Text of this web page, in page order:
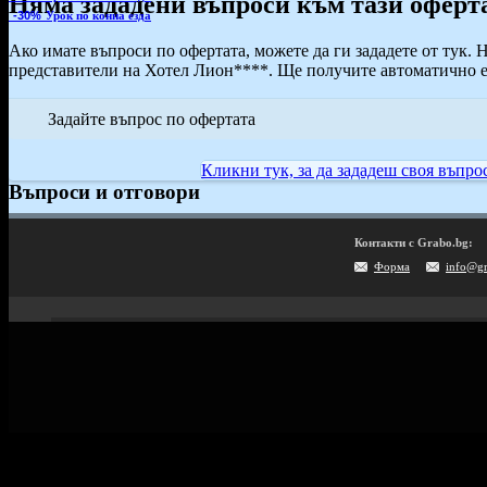
-30% Урок по конна езда
Ако имате въпроси по офертата, можете да ги зададете от
представители на Хотел Лион****. Ще получите автоматично
Задайте въпрос по офертата
Въпроси и отговори
Кликни тук, за да зададеш своя
Контакти с Grabo.bg:
Форма